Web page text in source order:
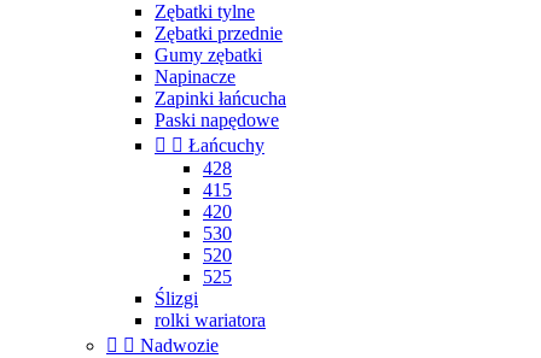
Zębatki tylne
Zębatki przednie
Gumy zębatki
Napinacze
Zapinki łańcucha
Paski napędowe
  Łańcuchy
428
415
420
530
520
525
Ślizgi
rolki wariatora
  Nadwozie